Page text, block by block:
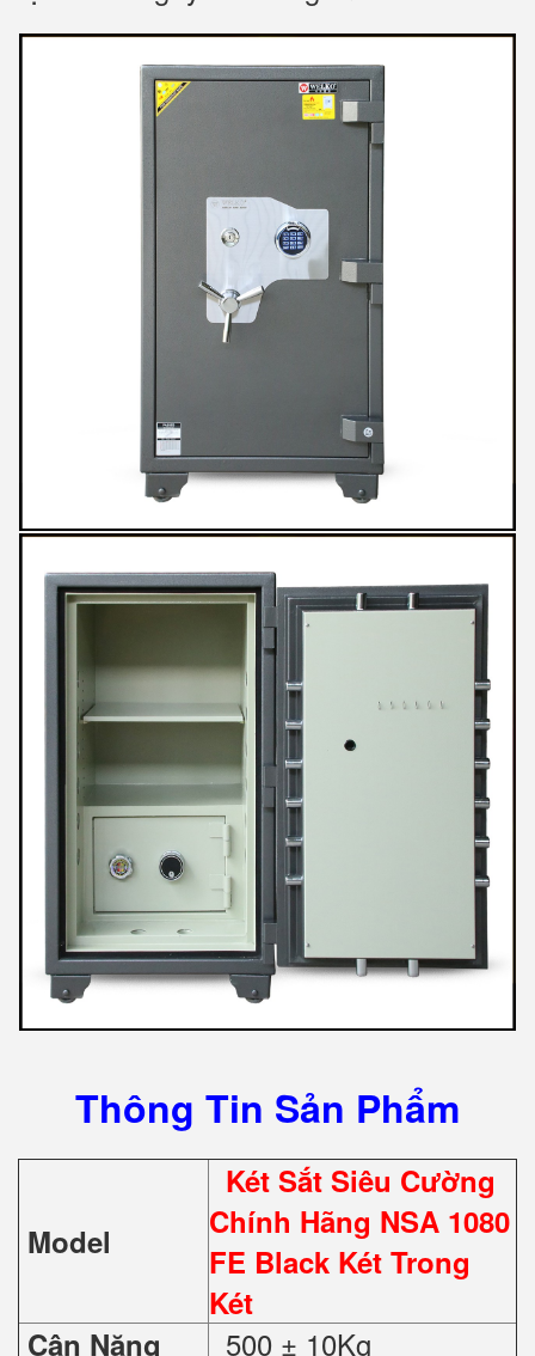
Thông Tin Sản Phẩm
Model
Két Sắt Siêu Cường
Chính Hãng NSA 1080
FE Black Két Trong
Két
Cân Nặng
500 ± 10Kg